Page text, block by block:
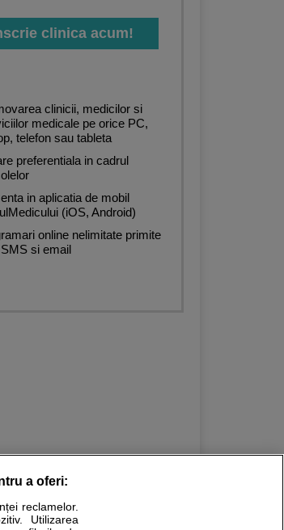
clinica acum!
clinicii, medicilor si
medicale pe orice PC,
telefon sau tableta
preferentiala in cadrul
in aplicatia de mobil
(iOS, Android)
online nelimitate primite
si email
a oferi:
reclamelor.
Utilizarea